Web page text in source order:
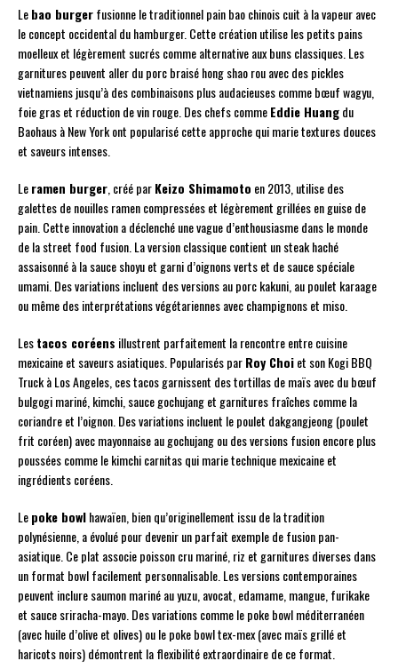
Lebao burgerfusionne le traditionnel pain bao chinois cuit à la vapeur avec
le concept occidental du hamburger. Cette création utilise les petits pains
moelleux et légèrement sucrés comme alternative aux buns classiques. Les
garnitures peuvent aller du porc braisé hong shao rou avec des pickles
vietnamiens jusqu’à des combinaisons plus audacieuses comme bœuf wagyu,
foie gras et réduction de vin rouge. Des chefs commeEddie Huangdu
Baohaus à New York ont popularisé cette approche qui marie textures douces
et saveurs intenses.
Leramen burger, créé parKeizo Shimamoto en 2013, utilise des
galettes de nouilles ramen compressées et légèrement grillées en guise de
pain. Cette innovation a déclenché une vague d’enthousiasme dans le monde
de la street food fusion. La version classique contient un steak haché
assaisonné à la sauce shoyu et garni d’oignons verts et de sauce spéciale
umami. Des variations incluent des versions au porc kakuni, au poulet karaage
ou même des interprétations végétariennes avec champignons et miso.
Lestacos coréens illustrent parfaitement la rencontre entre cuisine
mexicaine et saveurs asiatiques. Popularisés parRoy Choiet son Kogi BBQ
Truck à Los Angeles, ces tacos garnissent des tortillas de maïs avec du bœuf
bulgogi mariné, kimchi, sauce gochujang et garnitures fraîches comme la
coriandre et l’oignon. Des variations incluent le poulet dakgangjeong (poulet
frit coréen) avec mayonnaise au gochujang ou des versions fusion encore plus
poussées comme le kimchi carnitas qui marie technique mexicaine et
ingrédients coréens.
Lepoke bowlhawaïen, bien qu’originellement issu de la tradition
polynésienne, a évolué pour devenir un parfait exemple de fusion pan-
asiatique. Ce plat associe poisson cru mariné, riz et garnitures diverses dans
un format bowl facilement personnalisable. Les versions contemporaines
peuvent inclure saumon mariné au yuzu, avocat, edamame, mangue, furikake
et sauce sriracha-mayo. Des variations comme le poke bowl méditerranéen
(avec huile d’olive et olives) ou le poke bowl tex-mex (avec maïs grillé et
haricots noirs) démontrent la flexibilité extraordinaire de ce format.